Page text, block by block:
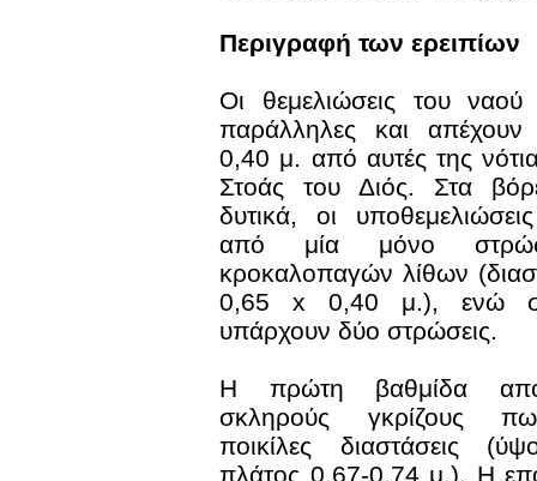
Περιγραφή των ερειπίων
Οι θεμελιώσεις του ναού
παράλληλες και απέχουν
0,40 μ. από αυτές της
Στοάς του Διός. Στα
δυτικά, οι
από μία μόνο
κροκαλοπαγών λίθων
0,65 x 0,40 μ.), ενώ
υπάρχουν δύο στρώσεις.
Η πρώτη βαθμίδα
σκληρούς γκρίζους
ποικίλες διαστάσεις
πλάτος 0,67-0,74 μ.). Η